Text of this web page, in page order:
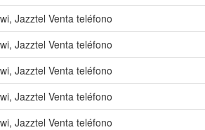
Jazztel Venta teléfono
Jazztel Venta teléfono
Jazztel Venta teléfono
Jazztel Venta teléfono
Jazztel Venta teléfono